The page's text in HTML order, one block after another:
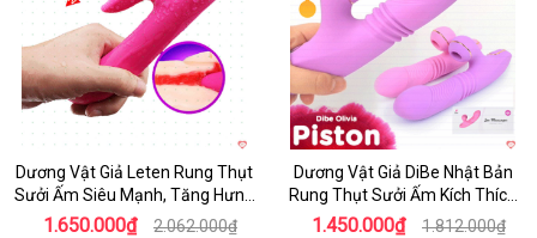
Dương Vật Giả Leten Rung Thụt
Sưởi Ấm Siêu Mạnh, Tăng Hưng
Phấn
1.650.000₫ 2.062.000₫
Dương Vật Giả DiBe Nhật Bản
Rung Thụt Sưởi Ấm Kích Thích
Nữ
1.450.000₫ 1.812.000₫